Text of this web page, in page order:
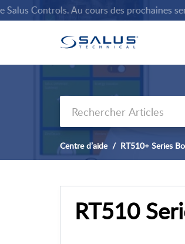
Controls. Au cours des prochaines
Centre d’aide RT510+ Series
RT510